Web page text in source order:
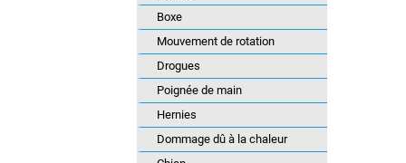
Boxe
Mouvement de rotation
Drogues
Poignée de main
Hernies
Dommage dû à la chaleur